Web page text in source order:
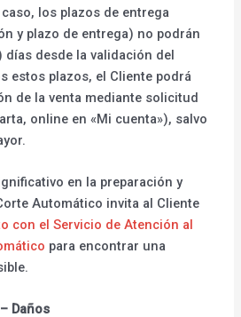
los plazos de entrega
y plazo de entrega) no podrán
días desde la validación del
estos plazos, el Cliente podrá
de la venta mediante solicitud
online en «Mi cuenta»), salvo
en la preparación y
Automático invita al Cliente
con el Servicio de Atención al
para encontrar una
Daños